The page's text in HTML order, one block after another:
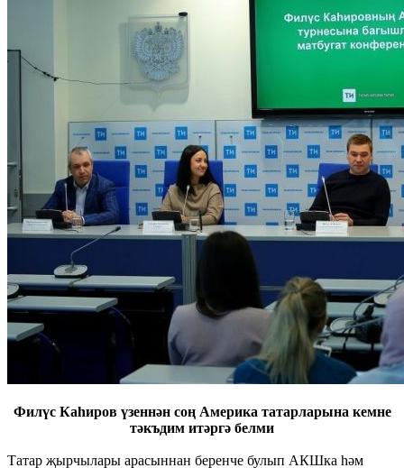
Филүс Каһиров үзеннән соң Америка татарларына кемне
тәкъдим итәргә белми
Татар җырчылары арасыннан беренче булып АКШка һәм